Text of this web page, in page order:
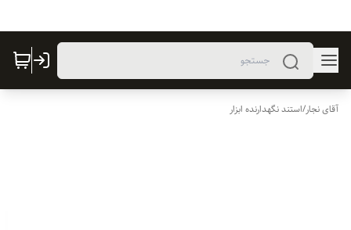
آقای نجار/استند نگهدارنده ابزار